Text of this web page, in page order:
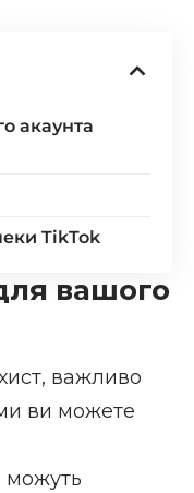
акаунта
TikTok
вашого
важливо
ви можете
можуть